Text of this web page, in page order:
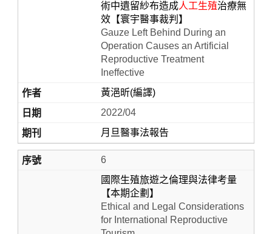
術中遺留紗布造成人工生殖治療無
效【寰宇醫事裁判】
Gauze Left Behind During an
Operation Causes an Artificial
Reproductive Treatment
Ineffective
黃浥昕(編譯)
2022/04
月旦醫事法報告
6
國際生殖旅遊之倫理與法律考量
【本期企劃】
Ethical and Legal Considerations
for International Reproductive